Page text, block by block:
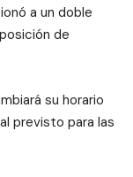
a un doble
de
su horario
previsto para las